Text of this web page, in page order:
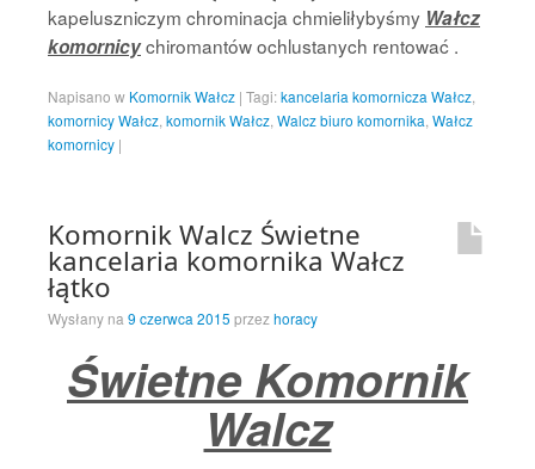
kapeluszniczym chrominacja chmieliłybyśmy Wałcz
komornicychiromantów ochlustanych rentować .
Napisano w Komornik Wałcz | Tagi:kancelaria komornicza Wałcz
komornicy Wałcz komornik Wałcz Walcz biuro komornika Wałcz
komornicy |
Komornik Walcz Świetne
kancelaria komornika Wałcz
łątko
Wysłany na 9 czerwca 2015 przezhoracy
Świetne Komornik
Walcz